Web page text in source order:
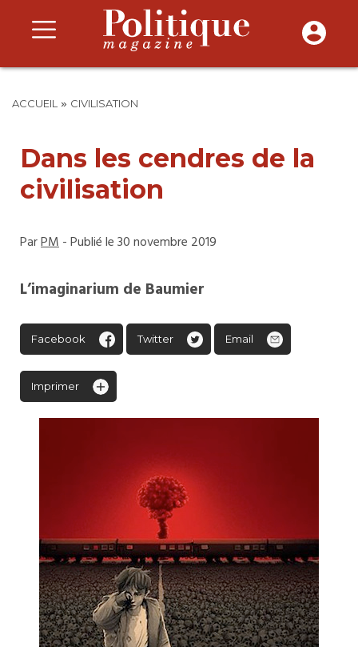
ACCUEIL » CIVILISATION
Dans les cendres de la
civilisation
ParPM- Publié le 30 novembre 2019
L’imaginarium de Baumier
Facebook Twitter Email
Imprimer